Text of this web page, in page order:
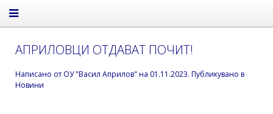
АПРИЛОВЦИ ОТДАВАТ ПОЧИТ!
Написано от ОУ "Васил Априлов" на 01.11.2023. Публикувано в
Новини